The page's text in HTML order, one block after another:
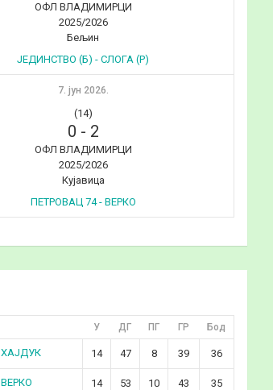
ОФЛ ВЛАДИМИРЦИ
2025/2026
Бељин
ЈЕДИНСТВО (Б) - СЛОГА (Р)
7. јун 2026.
(14)
0 - 2
ОФЛ ВЛАДИМИРЦИ
2025/2026
Кујавица
ПЕТРОВАЦ 74 - ВЕРКО
У ДГ ПГ ГР Бод
ХАЈДУК 14 47 8 39 36
ВЕРКО 14 53 10 43 35